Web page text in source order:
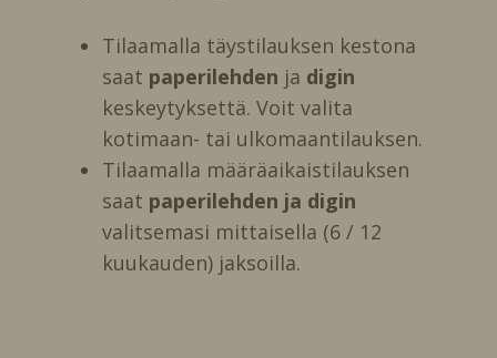
Tilaamalla täystilauksen kestona
saat paperilehden ja digin
keskeytyksettä. Voit valita
kotimaan- tai ulkomaantilauksen.
Tilaamalla määräaikaistilauksen
saat paperilehden ja digin
valitsemasi mittaisella (6 / 12
kuukauden) jaksoilla.